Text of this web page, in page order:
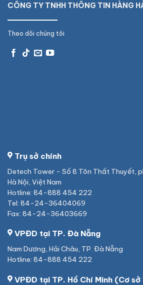
CÔNG TY TNHH THÔNG TIN HÀNG
Theo dõi chúng tôi
Trụ sở chính
Detech Tower - Số 8 Tôn Thất Thuyết,
Hà Nội, Việt Nam
Hotline: 84-888 454 222
Tel: 84-24-36404069
Fax: 84-24-36403669
VPĐD tại TP. Đà Nẵng
Nam Dương, Hải Châu, TP. Đà Nẵng
Hotline: 84-888 454 222
VPĐD tại TP. Hồ Chí Minh (Cơ sở